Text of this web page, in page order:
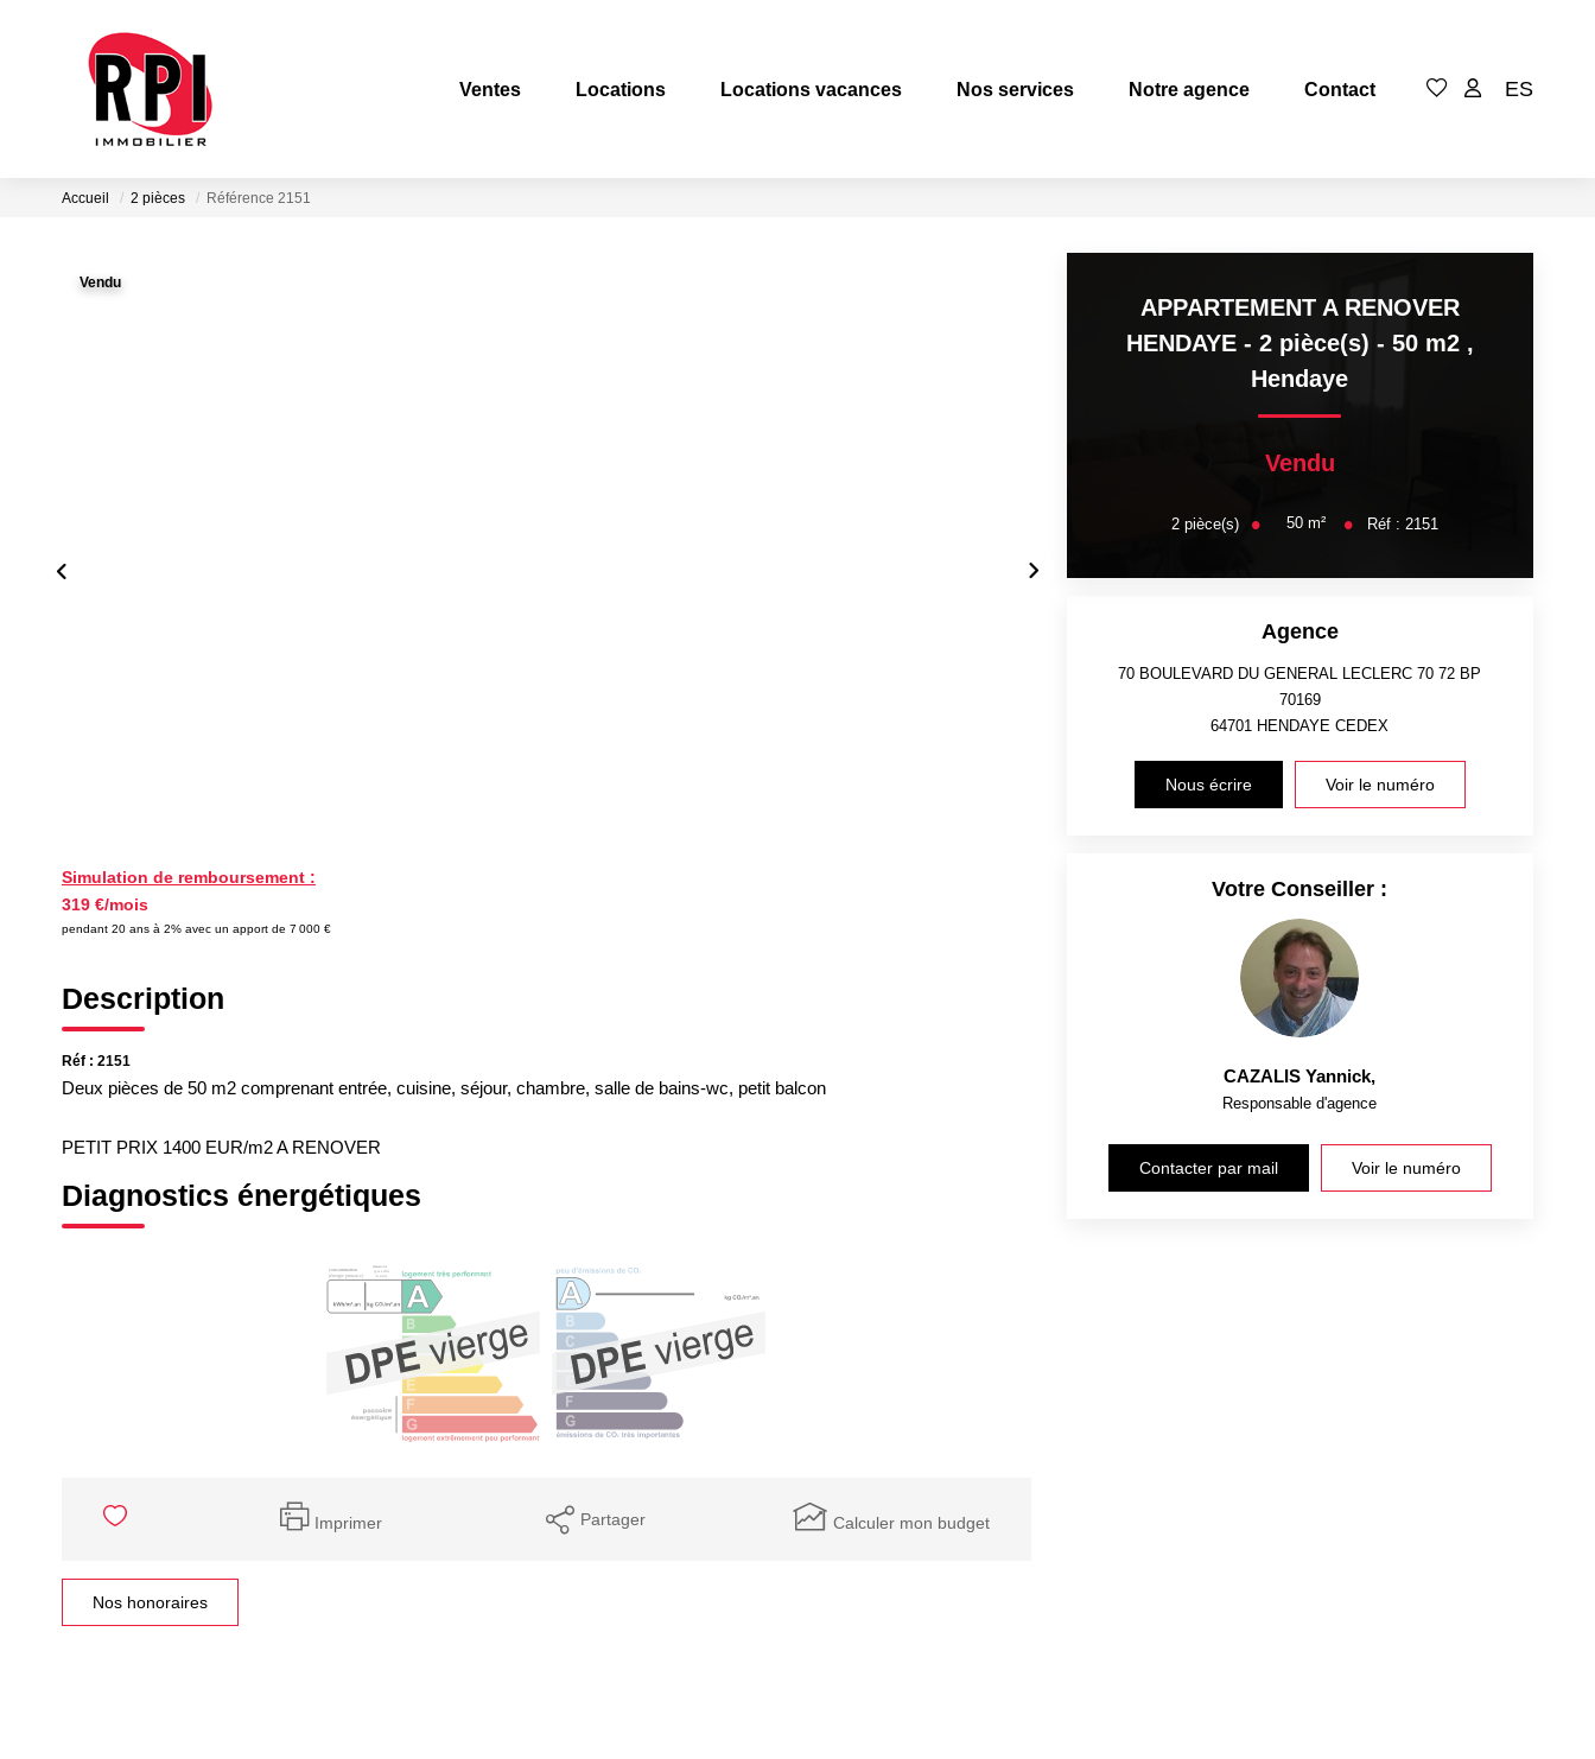
Ventes Locations Locations vacances Nos services Notre agence Contact ES
Accueil 2 pièces Référence 2151
Vendu
Simulation de remboursement :
319 €/mois
pendant 20 ans à 2% avec un apport de 7 000 €
Description
Réf : 2151
Deux pièces de 50 m2 comprenant entrée, cuisine, séjour, chambre, salle de bains-wc, petit balcon
PETIT PRIX 1400 EUR/m2 A RENOVER
Diagnostics énergétiques
Imprimer Partager Calculer mon budget
Nos honoraires
APPARTEMENT A RENOVER
HENDAYE - 2 pièce(s) - 50 m2 ,
Hendaye
Vendu
2 pièce(s) 50 m² Réf : 2151
Agence
70 BOULEVARD DU GENERAL LECLERC 70 72 BP
70169
64701 HENDAYE CEDEX
Nous écrire Voir le numéro
Votre Conseiller :
CAZALIS Yannick,
Responsable d'agence
Contacter par mail Voir le numéro